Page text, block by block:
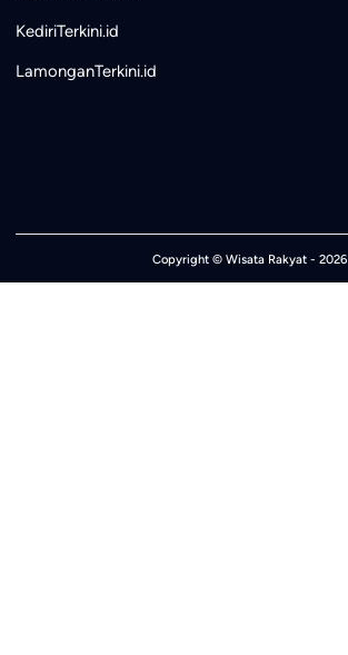
KediriTerkini.id
LamonganTerkini.id
Copyright © Wisata Rakyat- 2026